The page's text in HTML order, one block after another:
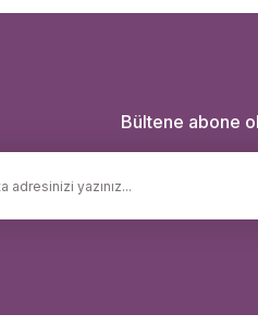
Bültene abone